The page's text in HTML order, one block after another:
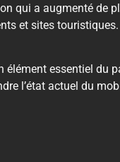
qui a augmenté de
et sites
essentiel du
l’état actuel du